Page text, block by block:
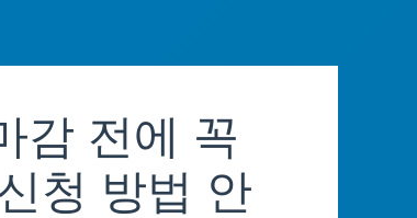
감 전에 꼭
청 방법 안